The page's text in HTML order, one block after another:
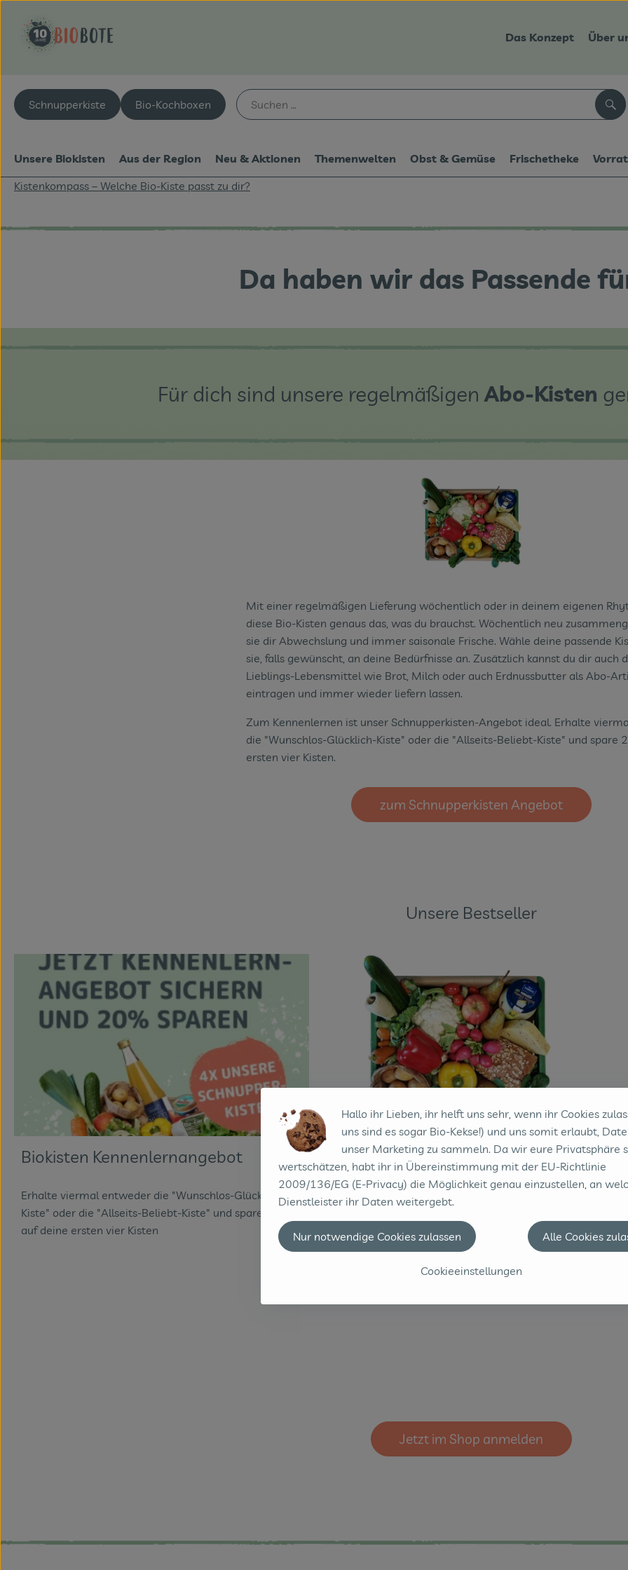
Das Konzept Über
Schnupperkiste Bio-Kochboxen
Unsere Biokisten Aus der Region Neu & Aktionen Themenwelten Obst & Gemüse Frischetheke
Kistenkompass – Welche Bio-Kiste passt zu dir?
Da haben wir das Passende
Für dich sind unsere regelmäßigenAbo-Kisten
Mit einer regelmäßigen Lieferung wöchentlich oder in deinem eigenen
diese Bio-Kisten genaus das, was du brauchst. Wöchentlich neu
sie dir Abwechslung und immer saisonale Frische. Wähle deine passende
sie, falls gewünscht, an deine Bedürfnisse an. Zusätzlich kannst du dir auch
Lieblings-Lebensmittel wie Brot, Milch oder auch Erdnussbutter als Abo-
eintragen und immer wieder liefern lassen.
Zum Kennenlernen ist unser Schnupperkisten-Angebot ideal. Erhalte
die "Wunschlos-Glücklich-Kiste" oder die "Allseits-Beliebt-Kiste" und spare
ersten vier Kisten.
zum Schnupperkisten Angebot
Unsere Bestseller
Biokisten Kennenlernangebot
Erhalte viermal entweder die "Wunschlos-Glücklich-
Kiste" oder die "Allseits-Beliebt-Kiste" und spare 20%
auf deine ersten vier Kisten
Wunschlos-Glücklich Kiste
Rundum versorgt - Obst und Gemüse der Saison sowie
Jetzt im Shop anmelden
Hallo ihr Lieben, ihr helft uns sehr, wenn ihr Cookies
uns sind es sogar Bio-Kekse!) und uns somit erlaubt,
unser Marketing zu sammeln. Da wir eure Privatsphäre
wertschätzen, habt ihr in Übereinstimmung mit der EU-Richtlinie
2009/136/EG (E-Privacy) die Möglichkeit genau einzustellen, an
Dienstleister ihr Daten weitergebt.
Cookieeinstellungen
Nur notwendige Cookies zulassen Alle Cookies